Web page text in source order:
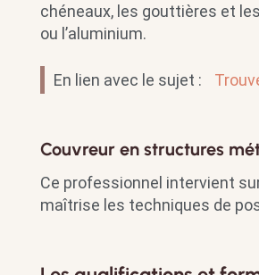
chéneaux, les gouttières et
ou l’aluminium.
En lien avec le sujet :
Couvreur en structures
Ce professionnel intervient
maîtrise les techniques de